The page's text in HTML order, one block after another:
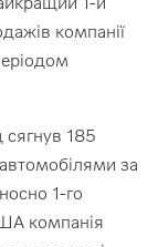
компанії
сягнув 185
за
1-го
компанія